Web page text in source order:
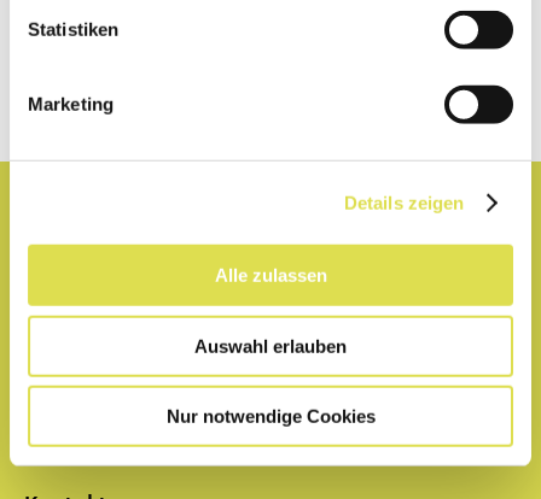
Statistiken
Marketing
Details zeigen
Alle zulassen
Auswahl erlauben
Nur notwendige Cookies
Lexikon
Partner
Hilfe
Impressum